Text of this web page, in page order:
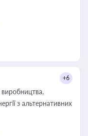
+6
з альтернативних